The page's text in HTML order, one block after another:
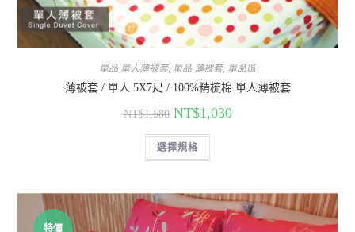
單品 單人薄被套, 單品 薄被套, 單品區
薄被套 / 單人 5X7尺 / 100%精梳棉 單人薄被套
NT$1,580 NT$1,030
選擇規格
特價